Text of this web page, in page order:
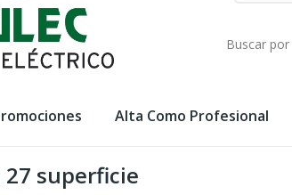
Buscar por
Alta Como Profesional
27 superficie